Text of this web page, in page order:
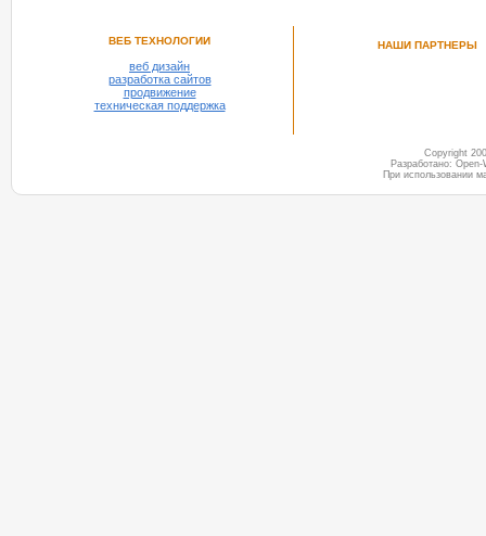
ВЕБ ТЕХНОЛОГИИ
веб дизайн
разработка сайтов
продвижение
техническая поддержка
НАШИ ПАРТНЕРЫ
Copyright
Разработано:
При использовании